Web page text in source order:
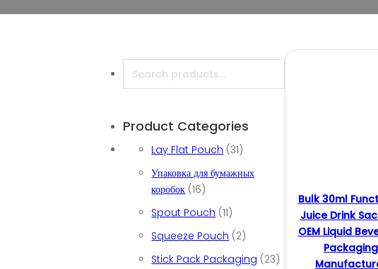
Product Categories
Lay Flat Pouch 3131 товар
Упаковка для бумажных
коробок 1616 товаров
Spout Pouch 1111 товаров
Squeeze Pouch 22 товара
Stick Pack Packaging 2323 товара
Bulk 30ml
Juice Drink
OEM Liquid
Packaging